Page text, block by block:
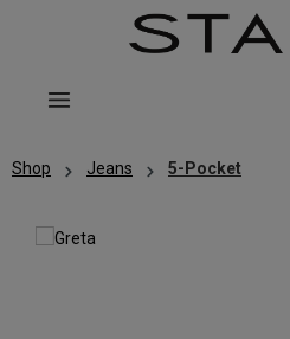
Zum Hauptinhalt springen
Shop Jeans 5-Pocket